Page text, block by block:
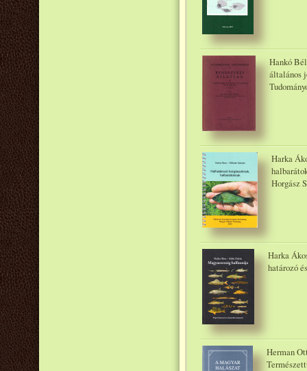
Hankó
általános
Harka
Horgász
Harka
határozó
Herman